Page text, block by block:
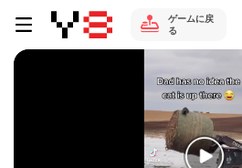
ゲームに戻
る